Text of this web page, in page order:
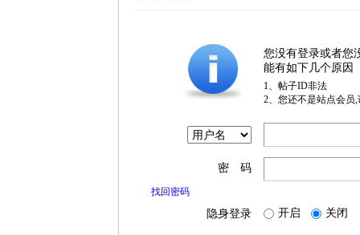
您没有登录或者您
能有如下几个原因
1、帖子ID非法
2、您还不是站点会员
密 码
找回密码
隐身登录 开启 关闭